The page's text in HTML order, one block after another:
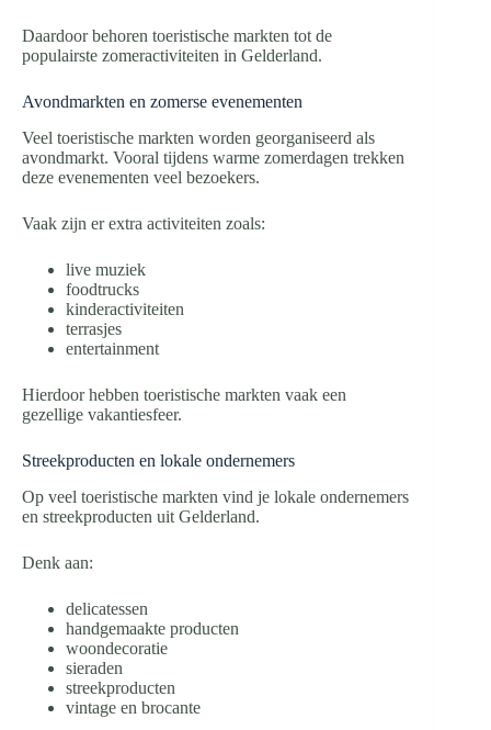
Daardoor behoren toeristische markten tot de
populairste zomeractiviteiten in Gelderland.
Avondmarkten en zomerse evenementen
Veel toeristische markten worden georganiseerd als
avondmarkt. Vooral tijdens warme zomerdagen trekken
deze evenementen veel bezoekers.
Vaak zijn er extra activiteiten zoals:
live muziek
foodtrucks
kinderactiviteiten
terrasjes
entertainment
Hierdoor hebben toeristische markten vaak een
gezellige vakantiesfeer.
Streekproducten en lokale ondernemers
Op veel toeristische markten vind je lokale ondernemers
en streekproducten uit Gelderland.
Denk aan:
delicatessen
handgemaakte producten
woondecoratie
sieraden
streekproducten
vintage en brocante